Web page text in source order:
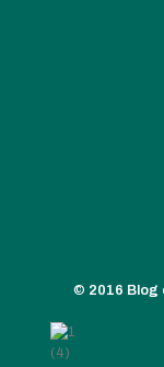
© 2016 Blog